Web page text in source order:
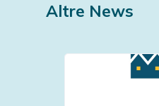
Altre News